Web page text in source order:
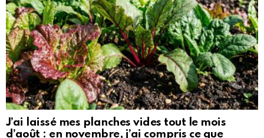
J’ai laissé mes planches vides tout le mois
d’août : en novembre, j’ai compris ce que